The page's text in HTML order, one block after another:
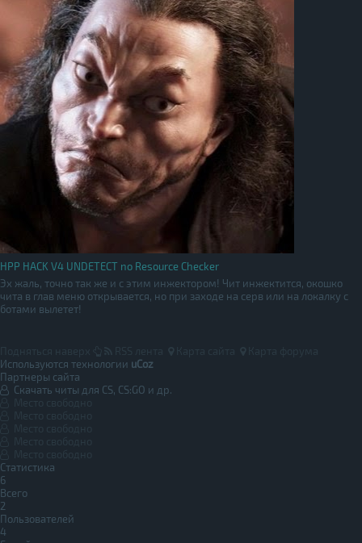
HPP HACK V4 UNDETECT no Resource Checker
Эх жаль, точно так же и с этим инжектором! Чит инжектится, окошко
чита в глав меню открывается, но при заходе на серв или на локалку с
ботами вылетет!
Используются технологии uCoz
Партнеры сайта
Скачать читы для CS, CS:GO и др.
Статистика
6
Всего
2
Пользователей
4